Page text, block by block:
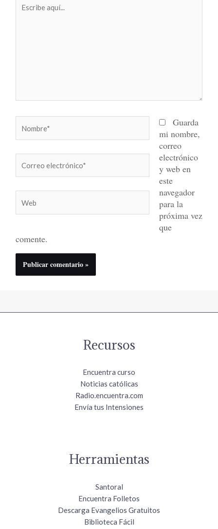
aquí...
electrónico*
Guarda
mi nombre,
correo
electrónico
y web en
este
navegador
para la
próxima vez
que
comente.
Recursos
Encuentra curso
Noticias católicas
Radio.encuentra.com
Envía tus Intensiones
Herramientas
Santoral
Encuentra Folletos
Descarga Evangelios Gratuitos
Biblioteca Fácil